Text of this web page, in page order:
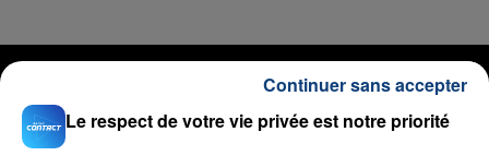
DADJU
RADIO CONTACT
Le respect de votre vie privée est notre priorité
Continuer sans accepter